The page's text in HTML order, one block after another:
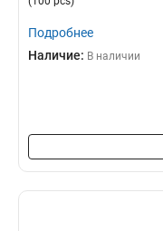
Подробнее
Наличие: В наличии